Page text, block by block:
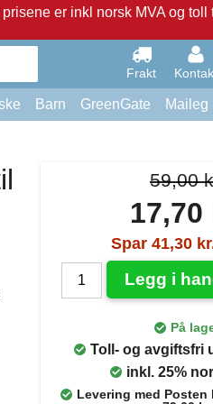
er inkl norsk MVA og toll
Frakt
Barn GreenGate Maileg
59,00
17,70
Spar 41,30
Legg i
På
Toll- og avgiftsfri
inkl. 25%
Levering med Posten